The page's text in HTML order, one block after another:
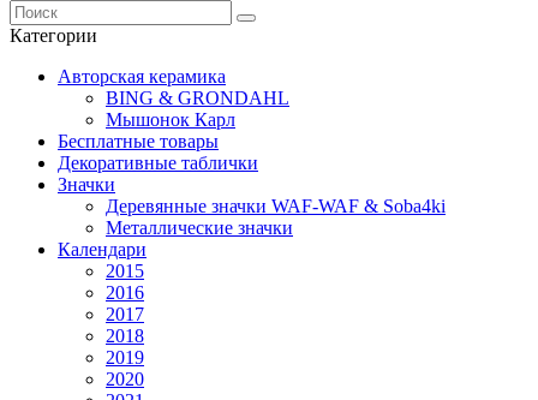
Категории
Авторская керамика
BING & GRONDAHL
Мышонок Карл
Бесплатные товары
Декоративные таблички
Значки
Деревянные значки WAF-WAF & Soba4ki
Металлические значки
Календари
2015
2016
2017
2018
2019
2020